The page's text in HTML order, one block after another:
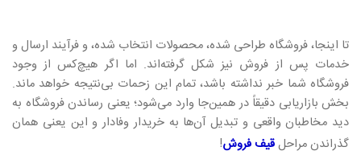
تا اینجا، فروشگاه طراحی شده، محصولات انتخاب شده، و فرآیند ارسال و
خدمات پس از فروش نیز شکل گرفته‌اند. اما اگر هیچ‌کس از وجود
فروشگاه شما خبر نداشته باشد، تمام این زحمات بی‌نتیجه خواهد ماند.
بخش بازاریابی دقیقاً در همین‌جا وارد می‌شود؛ یعنی رساندن فروشگاه به
دید مخاطبان واقعی و تبدیل آن‌ها به خریدار وفادار و این یعنی همان
گذراندن مراحلقیف فروش!